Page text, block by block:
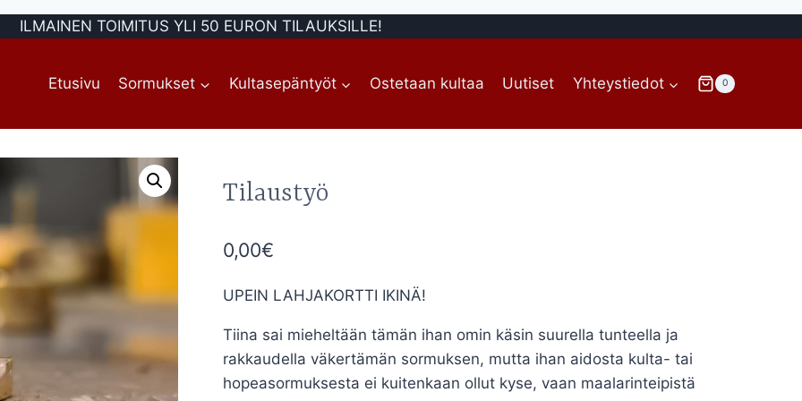
ILMAINEN TOIMITUS YLI 50 EURON TILAUKSILLE!
Etusivu Sormukset Kultasepäntyöt Ostetaan kultaa Uutiset Yhteystiedot 0
Tilaustyö
0,00€
UPEIN LAHJAKORTTI IKINÄ!
Tiina sai mieheltään tämän ihan omin käsin suurella tunteella ja
rakkaudella väkertämän sormuksen, mutta ihan aidosta kulta- tai
hopeasormuksesta ei kuitenkaan ollut kyse, vaan maalarinteipistä